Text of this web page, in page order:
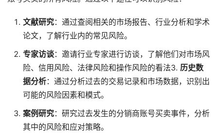
文献研究：通过查阅相关的市场报告、行业分析和学术
论文，了解行业内的常见风险。
专家访谈：邀请行业专家进行访谈，了解他们对市场风
险、信用风险、法律风险和操作风险的看法3. 历史数
据分析：通过分析过去的交易记录和市场数据，识别出
可能的风险因素和模式。
案例研究：研究过去发生的分销商账号买卖事件，分析
其中的风险和应对策略。